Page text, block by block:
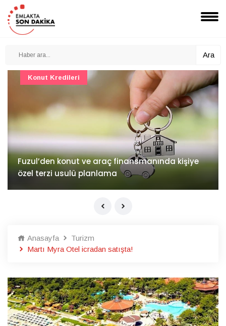
Ara
İv Kandilli'de yaşam yakında başlıyor
Konut Projeleri
Anasayfa
Turizm
Martı Myra Otel icradan satışta!